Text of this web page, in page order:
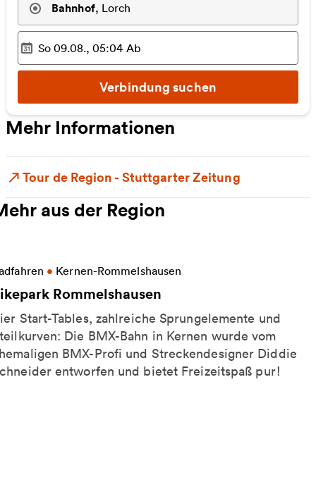
Bahnhof, Lorch
Ausgewählter Zeitpunkt
So 09.08., 05:04 Ab
Verbindung suchen
Mehr Informationen
Tour de Region - Stuttgarter Zeitung
aus der Region
• Kernen-Rommelshausen
Rommelshausen
Start-Tables, zahlreiche Sprungelemente und
Die BMX-Bahn in Kernen wurde vom
BMX-Profi und Streckendesigner Diddie
entworfen und bietet Freizeitspaß pur!
Informationen zu Bikepark Rommelshausen